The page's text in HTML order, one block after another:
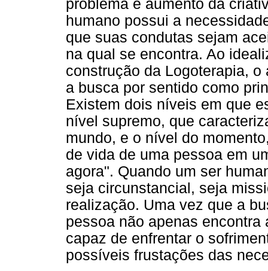
problema e aumento da
humano possui a
que suas condutas sejam
na qual se encontra. Ao
construção da Logoterapia,
a busca por sentido como
Existem dois níveis em que
nível supremo, que
mundo, e o nível do
de vida de uma pessoa em
agora". Quando um ser
seja circunstancial, seja
realização. Uma vez que a
pessoa não apenas
capaz de enfrentar o
possíveis frustações das